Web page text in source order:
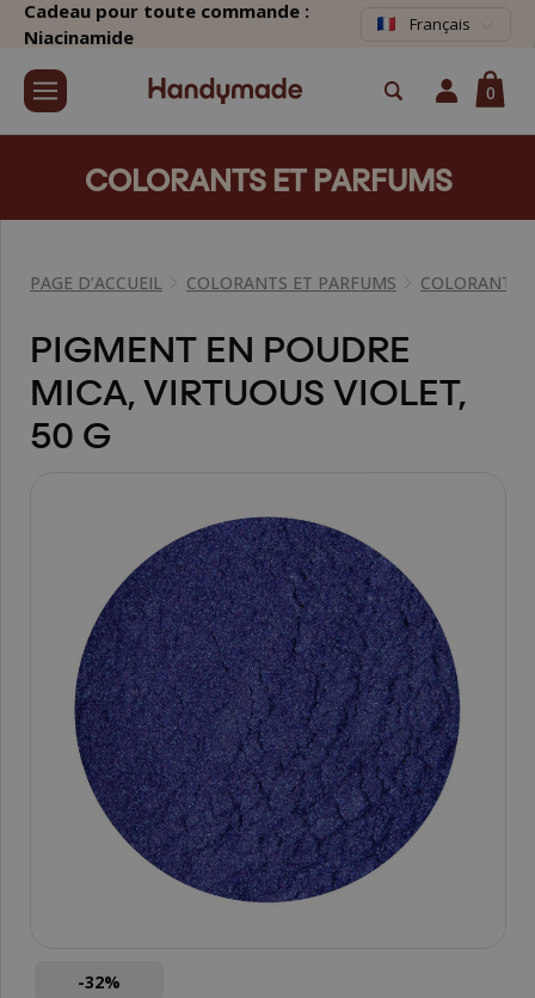
Cadeau pour toute commande :
Niacinamide
Français
0
COLORANTS ET PARFUMS
PAGE D’ACCUEIL COLORANTS ET PARFUMS COLORANTS
PIGMENT EN POUDRE
MICA, VIRTUOUS VIOLET,
50 G
-32%